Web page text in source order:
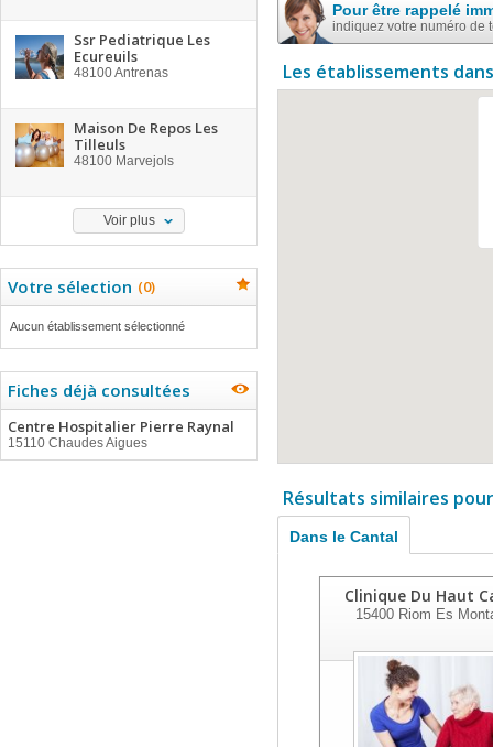
Ssr Pediatrique Les
Ecureuils
48100Antrenas
Maison De Repos Les
Tilleuls
48100 Marvejols
Voir plus
Votre sélection (0)
Aucun établissement sélectionné
Fiches déjà consultées
Centre Hospitalier Pierre Raynal
15110 Chaudes Aigues
Pour être rappelé
indiquez votre numéro de
Les établissements
Résultats similaires
Dans le Cantal
Clinique Du Haut
15400Riom Es